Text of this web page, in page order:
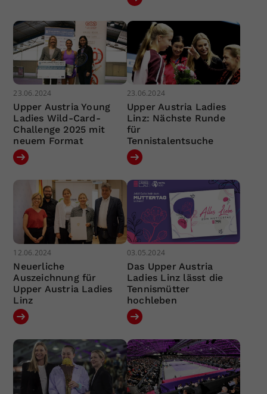
23.06.2024
Upper Austria Young
Ladies Wild-Card-
Challenge 2025 mit
neuem Format
23.06.2024
Upper Austria Ladies
Linz: Nächste Runde
für
Tennistalentsuche
12.06.2024
Neuerliche
Auszeichnung für
Upper Austria Ladies
Linz
03.05.2024
Das Upper Austria
Ladies Linz lässt die
Tennismütter
hochleben